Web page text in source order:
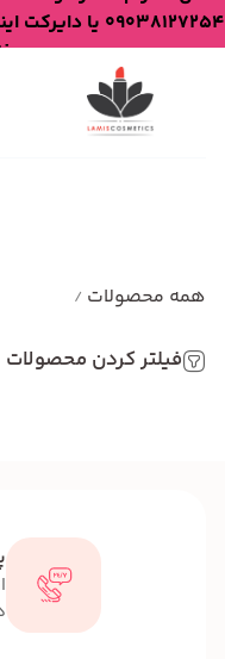
همه محصولات /
فیلتر کردن محصولات